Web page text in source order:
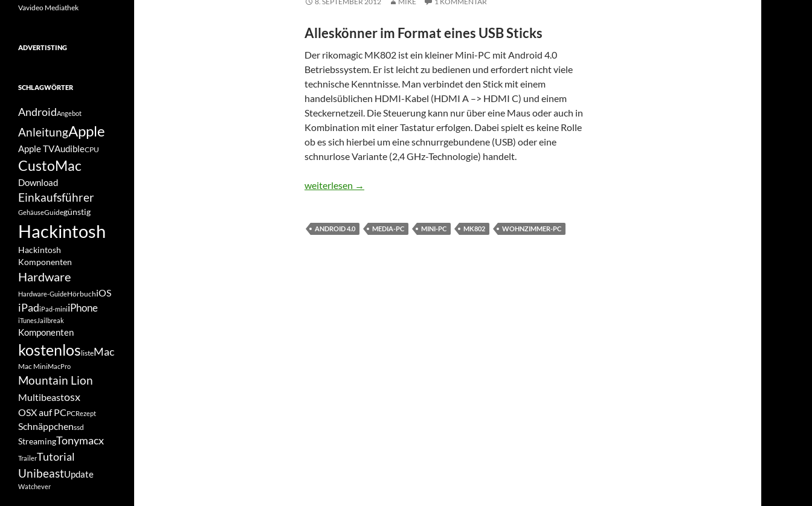
Alleskönner im Format eines USB Sticks
Der rikomagic MK802 ist ein kleiner Mini-PC mit Android 4.0
Betriebssystem. Er ist leicht zu bedienen und erfordert nicht viele
technische Kenntnisse. Man verbindet den Stick mit einem
handelsüblichen HDMI-Kabel (HDMI A –> HDMI C) und einem
Steckernetzeil. Die Steuerung kann nur über eine Maus oder auch in
Kombination mit einer Tastatur erfolgen. Dabei spielt es keine Rolle
ob es sich hierbei um eine schnurrgebundene (USB) oder eine
schnurlose Variante (2,4 GHz-Technologie) handelt.
[MK802] Mini PC mit Android Betriebssystem
weiterlesen →
ANDROID 4.0 MEDIA-PC MINI-PC MK802 WOHNZIMMER-PC
Vavideo Mediathek
ADVERTISTING
SCHLAGWÖRTER
AndroidAngebot
AnleitungApple
Apple TVAudibleCPU
CustoMac
Download
Einkaufsführer
GehäuseGuidegünstig
Hackintosh
Hackintosh
Komponenten
Hardware
Hardware-GuideHörbuchiOS
iPadiPad-miniiPhone
iTunesJailbreak
Komponenten
kostenloslisteMac
Mac MiniMacPro
Mountain Lion
Multibeastosx
OSX auf PCPCRezept
Schnäppchenssd
StreamingTonymacx
TrailerTutorial
UnibeastUpdate
Watchever